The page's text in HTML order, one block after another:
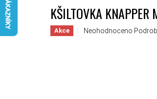
KŠILTOVKA KNAPPER
Akce Průměrné hodnocení
Neohodnoceno